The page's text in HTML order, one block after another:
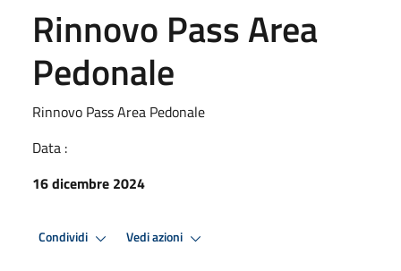
Rinnovo Pass Area
Pedonale
Rinnovo Pass Area Pedonale
Data :
16 dicembre 2024
Condividi Vedi azioni